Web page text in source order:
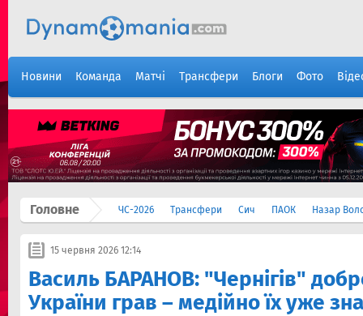
Новини Команда Матчі Трансфери Блоги Фото
Головне ЧС-2026 Трансфери Сич ПАОК Назар
15 червня 2026 12:14
Василь БАРАНОВ: "Чернігів"
України грав – медійно їх уже